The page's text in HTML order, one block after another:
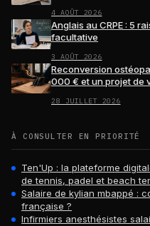
4 AOÛT 2026
Anglais au CRPE : 5
facultative
3 AOÛT 2026
Reconversion
000 € et un projet de
28 JUILLET 2026
À CONSULTER EN PRIORITÉ
Ten'Up : la plateforme
de tennis, padel et beach
Salaire de kylian mbappé :
française ?
Infirmiers anesthésistes